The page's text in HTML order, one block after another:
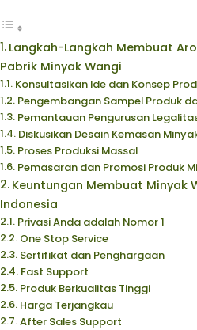
Langkah-Langkah Membuat
Pabrik Minyak Wangi
Konsultasikan Ide dan Konsep
Pengembangan Sampel Produk
Pemantauan Pengurusan
Diskusikan Desain Kemasan
Proses Produksi Massal
Pemasaran dan Promosi Produk
Keuntungan Membuat Minyak
Indonesia
Privasi Anda adalah Nomor 1
One Stop Service
Sertifikat dan Penghargaan
Fast Support
Produk Berkualitas Tinggi
Harga Terjangkau
After Sales Support